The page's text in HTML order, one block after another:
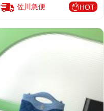
佐川急便 HOT